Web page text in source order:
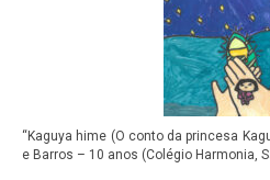
“Kaguya hime (O conto da princesa
e Barros – 10 anos (Colégio Harmonia,